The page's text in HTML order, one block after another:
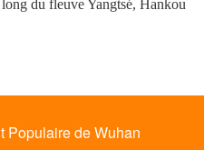
du fleuve Yangtsé, Hankou
Populaire de Wuhan